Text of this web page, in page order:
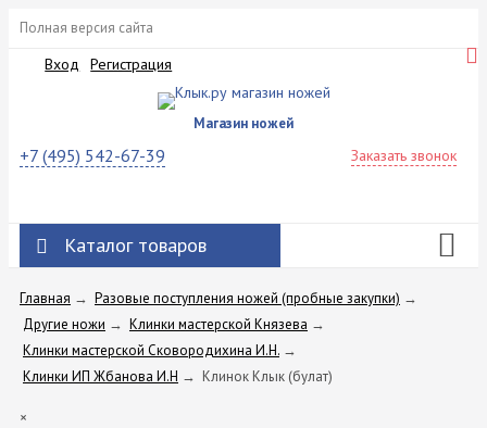
Полная версия сайта
Вход Регистрация
Магазин ножей
+7 (495) 542-67-39 Заказать звонок
Каталог товаров
Главная → Разовые поступления ножей (пробные закупки) →
Другие ножи → Клинки мастерской Князева →
Клинки мастерской Сковородихина И.Н. →
Клинки ИП Жбанова И.Н → Клинок Клык (булат)
×